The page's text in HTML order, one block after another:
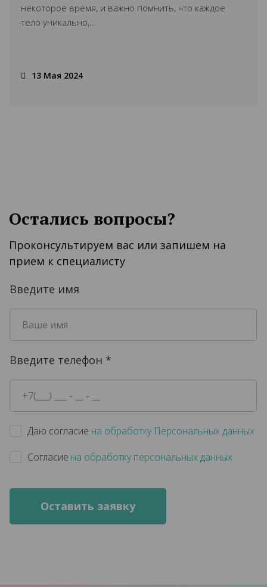
некоторое время, и важно помнить, что каждое
тело уникально,...
13 Мая 2024
Остались вопросы?
Проконсультируем вас или запишем на
прием к специалисту
Введите имя
Введите телефон *
Даю согласие на обработку Персональных данных
Согласие на обработку персональных данных